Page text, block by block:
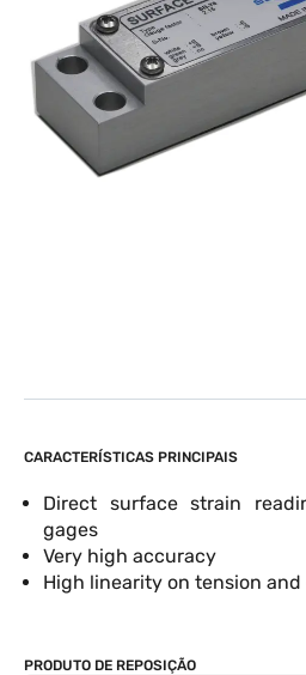
CARACTERÍSTICAS PRINCIPAIS
Direct surface strain
gages
Very high accuracy
High linearity on tension and
PRODUTO DE REPOSIÇÃO